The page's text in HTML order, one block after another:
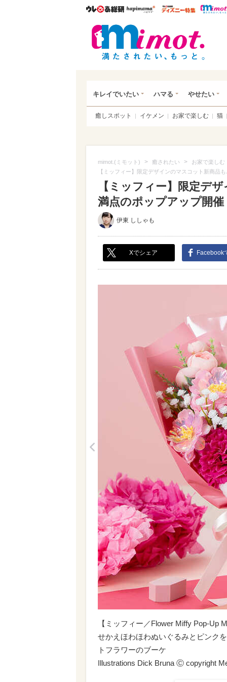
ウレぴあ総研ハピママ*
ウレぴ
キレイでいたい ハマる やせたい
癒しスポット イケメン お家で楽しむ 猫
mimot.(ミモット) > 癒されたい >
お家で楽しむ
【ミッフィー】限定デザインのマスコット新商品
【ミッフィー】限定デ
満点のポップアップ開催
伊東 ししゃも
Xでシェア Facebook
【ミッフィー／Flower Miffy Pop-
せかえほわほわぬいぐるみとピンク
トフラワーのブーケ
Illustrations Dick Bruna Ⓒ copyright